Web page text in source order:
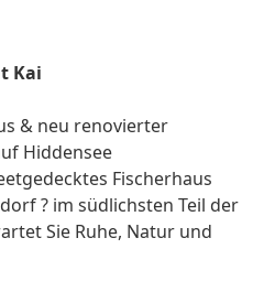
Kai
& neu renovierter
Hiddensee
Fischerhaus
? im südlichsten Teil der
Sie Ruhe, Natur und